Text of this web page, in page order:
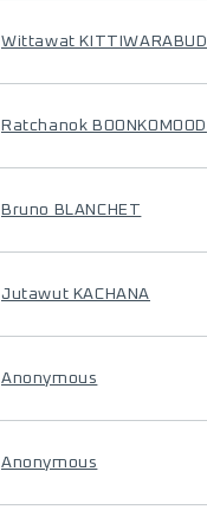
Wittawat KITTIWARABUD
Ratchanok BOONKOMOOD
Bruno BLANCHET
Jutawut KACHANA
Anonymous
Anonymous